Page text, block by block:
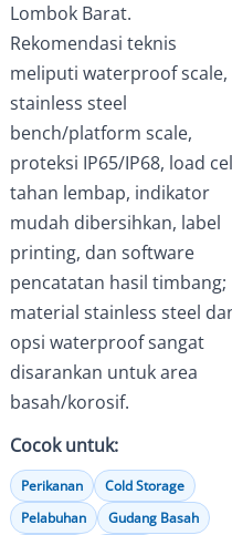
Lombok Barat.
Rekomendasi teknis
meliputi waterproof scale,
stainless steel
bench/platform scale,
proteksi IP65/IP68, load
tahan lembap, indikator
mudah dibersihkan, label
printing, dan software
pencatatan hasil timbang;
material stainless steel
opsi waterproof sangat
disarankan untuk area
basah/korosif.
Cocok untuk:
Perikanan
Cold Storage
Pelabuhan
Gudang Basah